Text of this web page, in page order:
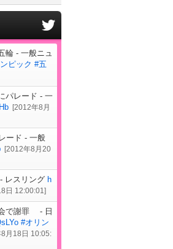
輪 - 一般ニュ
ピック #五
パレード - 一
[2012年8月
ード - 一般
[2012年8月20
レスリング h
日 12:00:01 ]
で謝罪 - 日
#オリン
月18日 10:05: